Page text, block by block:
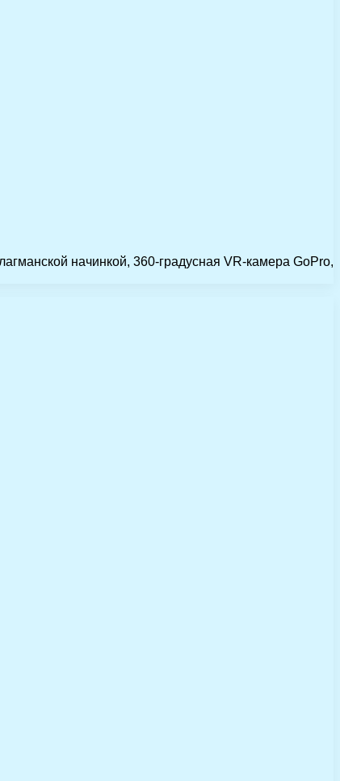
начинкой, 360-градусная VR-камера GoPro,